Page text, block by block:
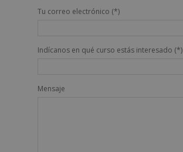
Tu correo electrónico (*)
Indícanos en qué curso estás interesado (*)
Mensaje